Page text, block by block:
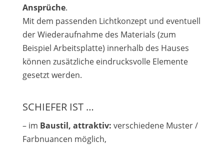
Ansprüche.
Mit dem passenden Lichtkonzept und eventuell
der Wiederaufnahme des Materials (zum
Beispiel Arbeitsplatte) innerhalb des Hauses
können zusätzliche eindrucksvolle Elemente
gesetzt werden.
SCHIEFER IST …
– im Baustil, attraktiv: verschiedene Muster /
Farbnuancen möglich,